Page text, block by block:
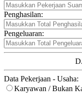
Penghasilan:
Pengeluaran:
Data Pekerjaan - Usaha:
Karyawan / Bukan